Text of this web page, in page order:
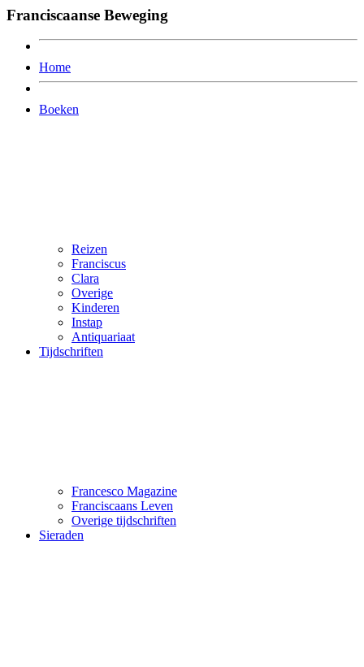
Franciscaanse Beweging
Home
Boeken
Reizen
Franciscus
Clara
Overige
Kinderen
Instap
Antiquariaat
Tijdschriften
Francesco Magazine
Franciscaans Leven
Overige tijdschriften
Sieraden